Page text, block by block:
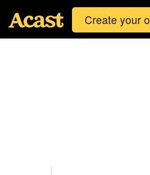
Create your